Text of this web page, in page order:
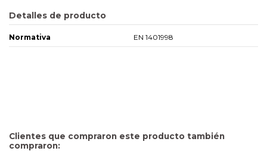
Detalles de producto
Normativa EN 1401998
Clientes que compraron este producto también
compraron: